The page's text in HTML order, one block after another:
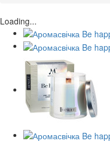
Loading...